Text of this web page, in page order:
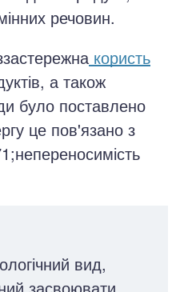
речовин.
користь
а також
було поставлено
це пов'язано з
вид,